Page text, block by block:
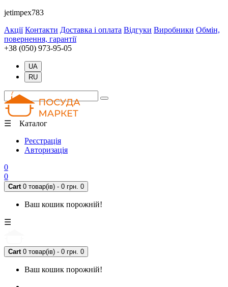
jetimpex783
Акції Контакти Доставка і оплата Відгуки Виробники Обмін,
повернення, гарантії
+38 (050) 973-95-05
UA
RU
☰ Каталог
Реєстрація
Авторизація
0
0
Cart 0 товар(ів) - 0 грн. 0
Ваш кошик порожній!
☰
Cart 0 товар(ів) - 0 грн. 0
Ваш кошик порожній!